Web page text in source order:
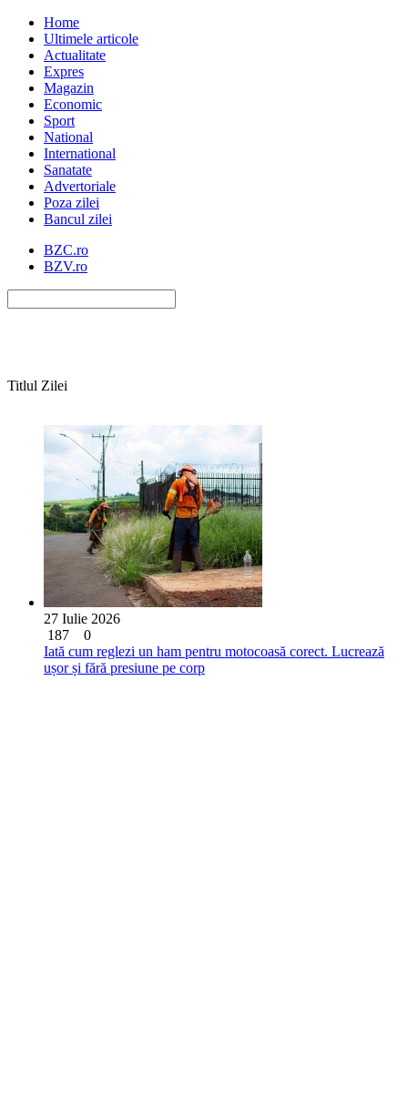
Home
Ultimele articole
Actualitate
Expres
Magazin
Economic
Sport
National
International
Sanatate
Advertoriale
Poza zilei
Bancul zilei
BZC.ro
BZV.ro
Titlul Zilei
27 Iulie 2026
187
0
Iată cum reglezi un ham pentru motocoasă corect. Lucrează
ușor și fără presiune pe corp